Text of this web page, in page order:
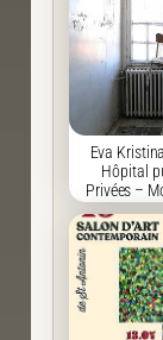
Eva
Hôpital
Privées –